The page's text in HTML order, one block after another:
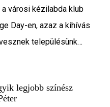
városi kézilabda klub
Day-en, azaz a kihívás
településünk
beszélgettünk.